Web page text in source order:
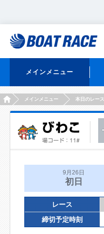
メインメニュー
HOMEメインメニュー 本日のレース
9月26日
初日
レース
締切予定時刻